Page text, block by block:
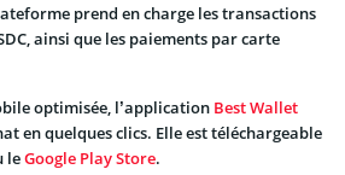
prend en charge les transactions
ainsi que les paiements par carte
optimisée, l’application Best Wallet
en quelques clics. Elle est téléchargeable
leGoogle Play Store.